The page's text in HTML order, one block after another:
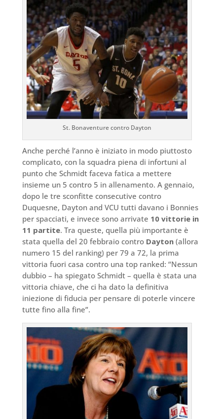
St. Bonaventure contro Dayton
Anche perché l’anno è iniziato in modo piuttosto
complicato, con la squadra piena di infortuni al
punto che Schmidt faceva fatica a mettere
insieme un 5 contro 5 in allenamento. A gennaio,
dopo le tre sconfitte consecutive contro
Duquesne, Dayton and VCU tutti davano i Bonnies
per spacciati, e invece sono arrivate 10 vittorie in
11 partite. Tra queste, quella più importante è
stata quella del 20 febbraio controDayton(allora
numero 15 del ranking) per 79 a 72, la prima
vittoria fuori casa contro una top ranked: “Nessun
dubbio – ha spiegato Schmidt – quella è stata una
vittoria chiave, che ci ha dato la definitiva
iniezione di fiducia per pensare di poterle vincere
tutte fino alla fine”.